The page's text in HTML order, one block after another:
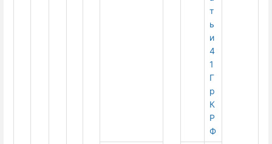
т
ь
и
4
1
Г
р
К
Р
Ф